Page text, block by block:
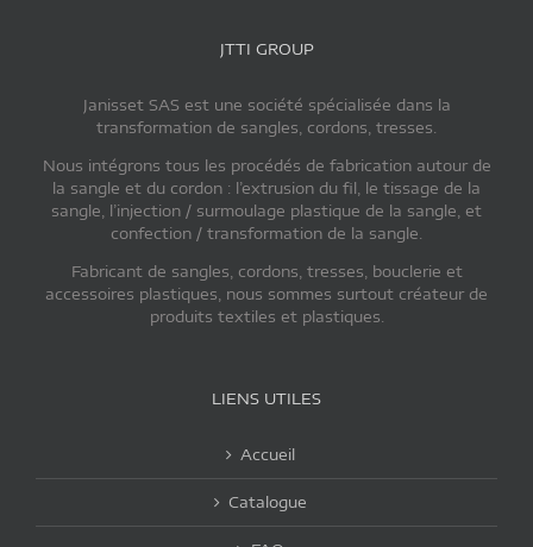
JTTI GROUP
Janisset SAS est une société spécialisée dans la
transformation de sangles, cordons, tresses.
Nous intégrons tous les procédés de fabrication autour de
la sangle et du cordon : l’extrusion du fil, le tissage de la
sangle, l’injection / surmoulage plastique de la sangle, et
confection / transformation de la sangle.
Fabricant de sangles, cordons, tresses, bouclerie et
accessoires plastiques, nous sommes surtout créateur de
produits textiles et plastiques.
LIENS UTILES
Accueil
Catalogue